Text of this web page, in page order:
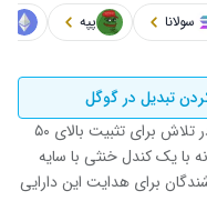
سولانا پپه
تبدیل در گوگل
از آخر هفته گذشته تاکنون در تلاش برای تثبیت بالای ۵۰
با یک کندل خنثی با سایه
برای هدایت این دارایی